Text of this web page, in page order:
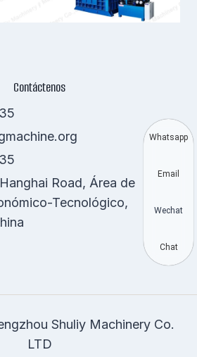
Contáctenos
Road, Área de
Tecnológico,
Shuliy Machinery Co.
LTD
Whatsapp
Email
Wechat
Chat